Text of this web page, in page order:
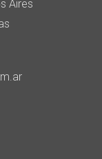
Aires